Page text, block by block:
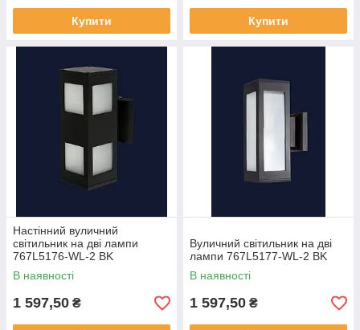
Купити Купити
Настінний вуличний
світильник на дві лампи
767L5176-WL-2 BK
В наявності
1 597,50 ₴
Вуличний світильник на дві
лампи 767L5177-WL-2 BK
В наявності
1 597,50 ₴